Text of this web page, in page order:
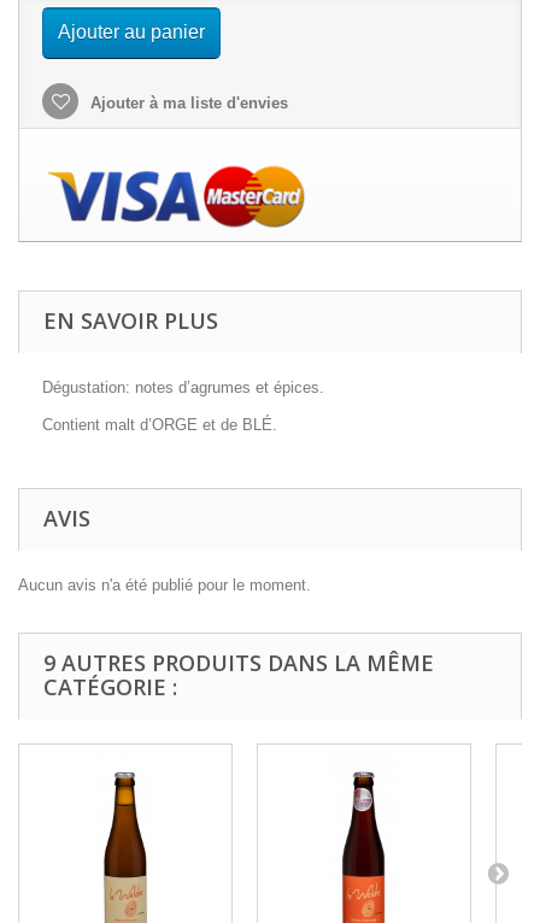
Ajouter au panier
Ajouter à ma liste d'envies
EN SAVOIR PLUS
Dégustation: notes d’agrumes et épices.
Contient malt d’ORGE et de BLÉ.
AVIS
Aucun avis n'a été publié pour le moment.
9 AUTRES PRODUITS DANS LA MÊME
CATÉGORIE :